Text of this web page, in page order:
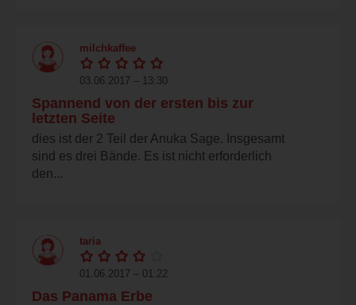
milchkaffee
03.06.2017 – 13:30
Spannend von der ersten bis zur
letzten Seite
dies ist der 2 Teil der Anuka Sage. Insgesamt
sind es drei Bände. Es ist nicht erforderlich
den...
taria
01.06.2017 – 01:22
Das Panama Erbe